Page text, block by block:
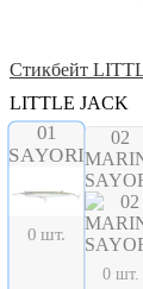
Стикбейт
LITTLE JACK
01
SAYORI
0 шт.
02
0 шт.